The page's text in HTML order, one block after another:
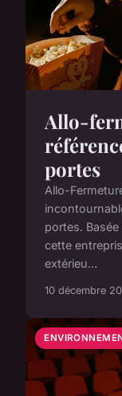
Allo-
portes
Allo-
portes.
cette
extérieu...
10 décembre